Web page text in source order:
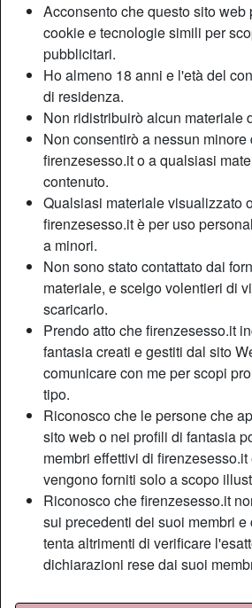
Acconsento che questo sito web
cookie e tecnologie simili per
pubblicitari.
Ho almeno 18 anni e l'età del
di residenza.
Non ridistribuirò alcun materiale
Non consentirò a nessun
firenzesesso.it o a qualsiasi
contenuto.
Qualsiasi materiale visualizzato
firenzesesso.it è per uso
a minori.
Non sono stato contattato dai
materiale, e scelgo volentieri di
scaricarlo.
Prendo atto che firenzesesso.it
fantasia creati e gestiti dal sito
comunicare con me per scopi
tipo.
Riconosco che le persone che
sito web o nei profili di fantasia
membri effettivi di
vengono forniti solo a scopo
Riconosco che firenzesesso.it
sui precedenti dei suoi membri
tenta altrimenti di verificare
dichiarazioni rese dai suoi
Nickname:
Età:
Paese:
Provincia:
Sesso:
Sessualità:
Relazione:
Colore dei capelli:
Colore degli occhi: